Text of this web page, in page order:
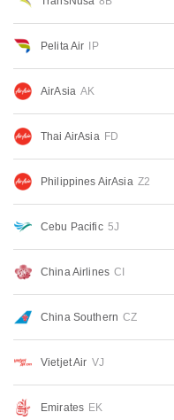
Pelita Air IP
AirAsia AK
Thai AirAsia FD
Philippines AirAsia Z2
Cebu Pacific 5J
China Airlines CI
China Southern CZ
Vietjet Air VJ
Emirates EK